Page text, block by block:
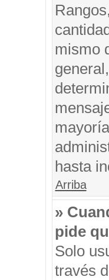
mismo
hasta
Arriba
»
pide
Solo
través